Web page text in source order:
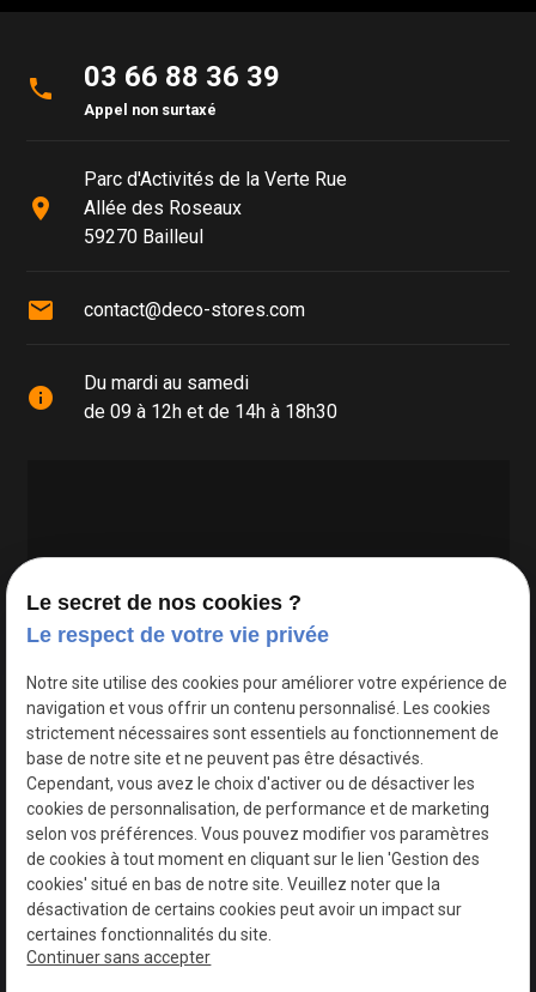
phone 03 66 88 36 39
Appel non surtaxé
place
Parc d'Activités de la Verte Rue
Allée des Roseaux
59270 Bailleul
mail contact@deco-stores.com
info
Du mardi au samedi
de 09 à 12h et de 14h à 18h30
Google Maps Search API est désactivé.
Le secret de nos cookies ?
Le respect de votre vie privée
Notre site utilise des cookies pour améliorer votre expérience de
navigation et vous offrir un contenu personnalisé. Les cookies
strictement nécessaires sont essentiels au fonctionnement de
base de notre site et ne peuvent pas être désactivés.
Cependant, vous avez le choix d'activer ou de désactiver les
cookies de personnalisation, de performance et de marketing
selon vos préférences. Vous pouvez modifier vos paramètres
de cookies à tout moment en cliquant sur le lien 'Gestion des
cookies' situé en bas de notre site. Veuillez noter que la
désactivation de certains cookies peut avoir un impact sur
certaines fonctionnalités du site.
Continuer sans accepter